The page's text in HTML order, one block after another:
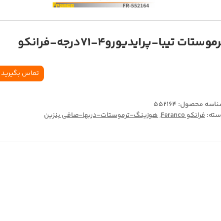
تیبا-پرایدیورو4-71درجه-فرانکو
تماس بگیرید
محصول: 552164
فرانکو Feranco ,هوزینگ-ترموستات-دربها-صافی بنزین